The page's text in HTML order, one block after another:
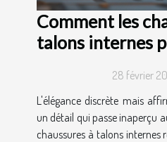
Comment les
talons internes
sans être28 février
L'élégance discrète mais
un détail qui passe inaperçu
chaussures à talons internes